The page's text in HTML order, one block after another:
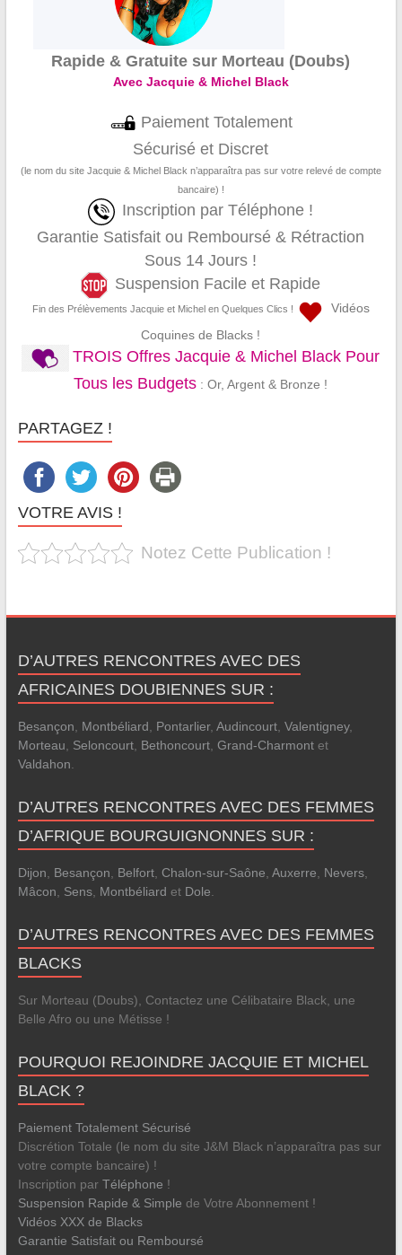
Rapide & Gratuite sur Morteau (Doubs)
Avec Jacquie & Michel Black
Paiement Totalement
Sécurisé et Discret
(le nom du site Jacquie & Michel Black n’apparaîtra pas sur votre relevé de compte
bancaire) !
Inscription par Téléphone !
Garantie Satisfait ou Remboursé & Rétraction
Sous 14 Jours !
Suspension Facile et Rapide
Fin des Prélèvements Jacquie et Michel en Quelques Clics !
Vidéos
Coquines de Blacks !
TROIS Offres Jacquie & Michel Black Pour
Tous les Budgets : Or, Argent & Bronze !
PARTAGEZ !
VOTRE AVIS !
Notez Cette Publication !
D’AUTRES RENCONTRES AVEC DES
AFRICAINES DOUBIENNES SUR :
Besançon, Montbéliard, Pontarlier, Audincourt, Valentigney,
Morteau, Seloncourt, Bethoncourt, Grand-Charmontet
Valdahon.
D’AUTRES RENCONTRES AVEC DES FEMMES
D’AFRIQUE BOURGUIGNONNES SUR :
Dijon, Besançon, Belfort, Chalon-sur-Saône, Auxerre, Nevers,
Mâcon, Sens, Montbéliard et Dole.
D’AUTRES RENCONTRES AVEC DES FEMMES
BLACKS
Sur Morteau (Doubs), Contactez une Célibataire Black, une
Belle Afro ou une Métisse !
POURQUOI REJOINDRE JACQUIE ET MICHEL
BLACK ?
Paiement Totalement Sécurisé
Discrétion Totale (le nom du site J&M Black n’apparaîtra pas sur
votre compte bancaire) !
Inscription par Téléphone !
Suspension Rapide & Simple de Votre Abonnement !
Vidéos XXX de Blacks
Garantie Satisfait ou Remboursé